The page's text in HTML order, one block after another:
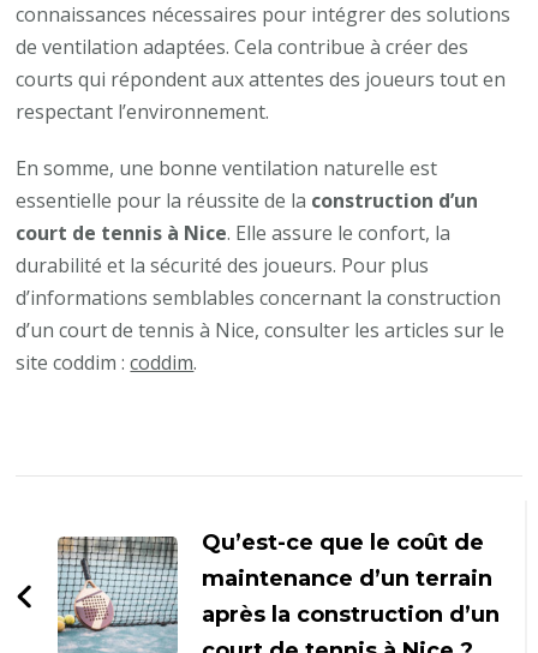
connaissances nécessaires pour intégrer des solutions
de ventilation adaptées. Cela contribue à créer des
courts qui répondent aux attentes des joueurs tout en
respectant l’environnement.
En somme, une bonne ventilation naturelle est
essentielle pour la réussite de la construction d’un
court de tennis à Nice. Elle assure le confort, la
durabilité et la sécurité des joueurs. Pour plus
d’informations semblables concernant la construction
d’un court de tennis à Nice, consulter les articles sur le
site coddim :coddim.
d'article
Qu’est-ce que le coût de
maintenance d’un terrain
après la construction d’un